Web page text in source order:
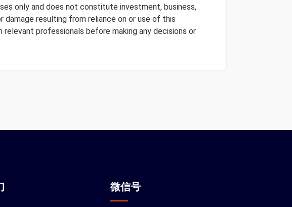
only and does not constitute investment, business,
damage resulting from reliance on or use of this
professionals before making any decisions or
微信号